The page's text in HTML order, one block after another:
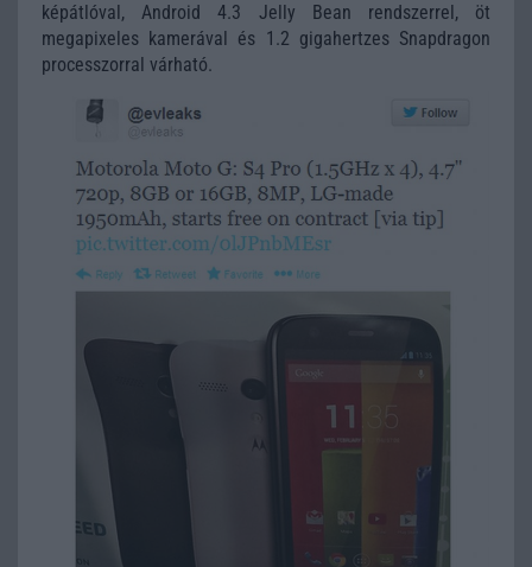
képátlóval, Android 4.3 Jelly Bean rendszerrel, öt
megapixeles kamerával és 1.2 gigahertzes Snapdragon
processzorral várható.